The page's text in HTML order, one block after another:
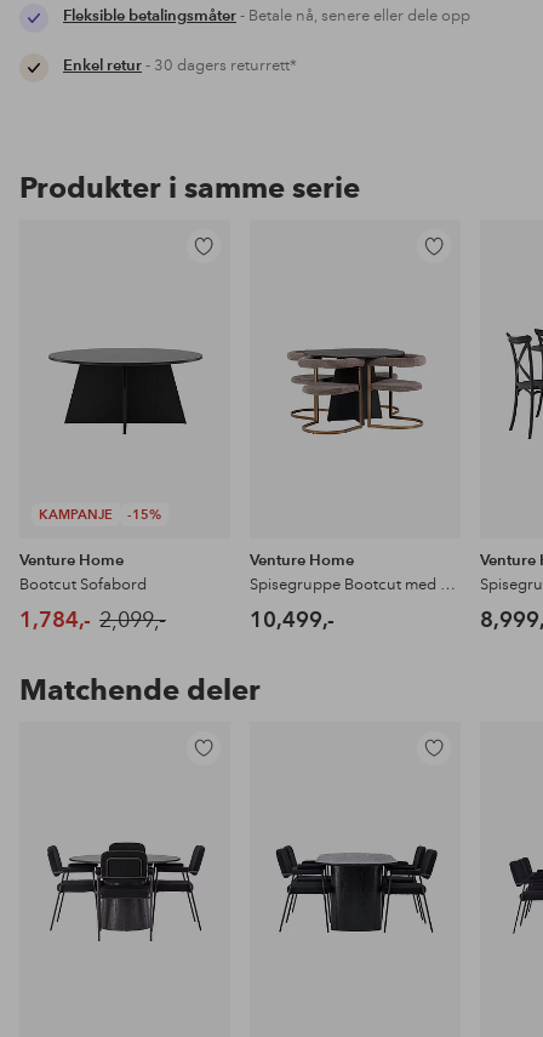
Fleksible betalingsmåter- Betale nå, senere eller dele opp
Enkel retur- 30 dagers returrett*
Produkter i samme serie
KAMPANJE -15%
Venture Home
Bootcut Sofabord
1,784,- 2,099,-
Venture Home
Spisegruppe Bootcut med 4 stk stoler Morning
10,499,-
Venture
Matchende deler